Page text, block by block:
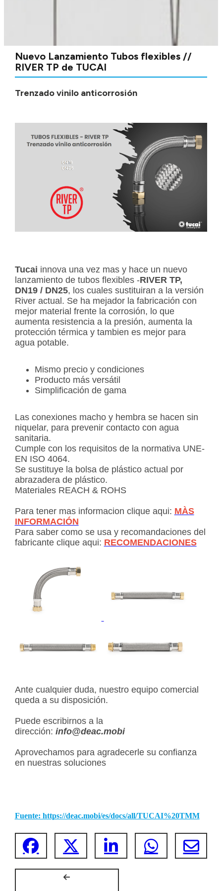
Nuevo Lanzamiento Tubos flexibles //
RIVER TP de TUCAI
Trenzado vinilo anticorrosión
Tucai innova una vez mas y hace un nuevo
lanzamiento de tubos flexibles -RIVER TP,
DN19 / DN25, los cuales sustituiran a la versión
River actual. Se ha mejador la fabricación con
mejor material frente la corrosión, lo que
aumenta resistencia a la presión, aumenta la
protección térmica y tambien es mejor para
agua potable.
Mismo precio y condiciones
Producto más versátil
Simplificación de gama
Las conexiones macho y hembra se hacen sin
niquelar, para prevenir contacto con agua
sanitaria.
Cumple con los requisitos de la normativa UNE-
EN ISO 4064.
Se sustituye la bolsa de plástico actual por
abrazadera de plástico.
Materiales REACH & ROHS
Para tener mas informacion clique aqui: MÀS
INFORMACIÓN
Para saber como se usa y recomandaciones del
fabricante clique aqui: RECOMENDACIONES
Ante cualquier duda, nuestro equipo comercial
queda a su disposición.
Puede escribirnos a la
dirección: info@deac.mobi
Aprovechamos para agradecerle su confianza
en nuestras soluciones
Fuente: https://deac.mobi/es/docs/all/TUCAI%20TMM